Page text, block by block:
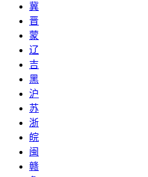
冀
晋
蒙
辽
吉
黑
沪
苏
浙
皖
闽
赣